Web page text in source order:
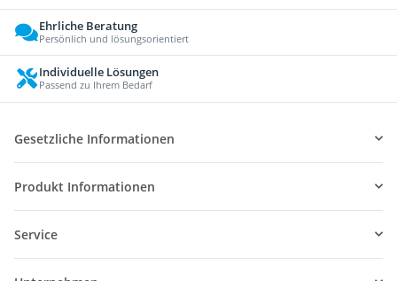
Ehrliche Beratung
Persönlich und lösungsorientiert
Individuelle Lösungen
Passend zu Ihrem Bedarf
Gesetzliche Informationen
Produkt Informationen
Service